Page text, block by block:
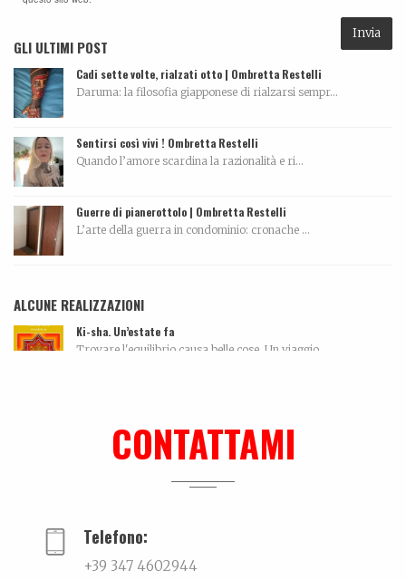
GLI ULTIMI POST
Cadi sette volte, rialzati otto | Ombretta Restelli
Daruma: la filosofia giapponese di rialzarsi sempr...
Sentirsi così vivi ! Ombretta Restelli
Quando l’amore scardina la razionalità e ri...
Guerre di pianerottolo | Ombretta Restelli
L’arte della guerra in condominio: cronache ...
ALCUNE REALIZZAZIONI
Ki-sha. Un’estate fa
Trovare l'equilibrio causa belle cose. Un viaggio...
CONTATTAMI
Telefono:
+39 347 4602944